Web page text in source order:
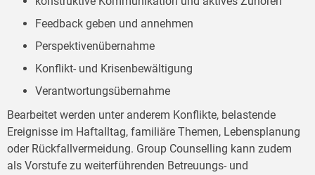
Feedback geben und annehmen
Perspektivenübernahme
Konflikt- und Krisenbewältigung
Verantwortungsübernahme
Bearbeitet werden unter anderem Konflikte, belastende
Ereignisse im Haftalltag, familiäre Themen, Lebensplanung
oder Rückfallvermeidung. Group Counselling kann zudem
als Vorstufe zu weiterführenden Betreuungs- und